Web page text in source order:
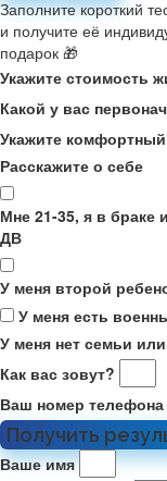
Заполните короткий
и получите её
подарок 🎁
Укажите стоимость
Какой у вас
Укажите
Расскажите о себе
Мне 21-35, я в браке
ДВ
У меня второй
У меня есть
У меня нет семьи
Как вас зовут?
Ваш номер телефона
Получить
Ваше имя